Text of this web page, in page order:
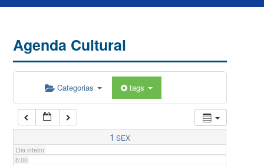
Agenda Cultural
Categorias tags
1 SEX
Dia inteiro
5:00
7:00
8:00